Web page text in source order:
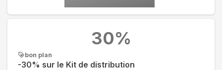
bon plan
-30% sur le Kit de distribution
30%